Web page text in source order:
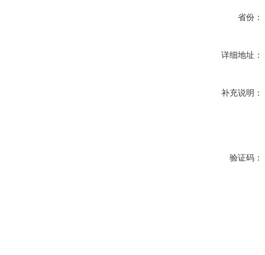
省份：
详细地址：
补充说明：
验证码：